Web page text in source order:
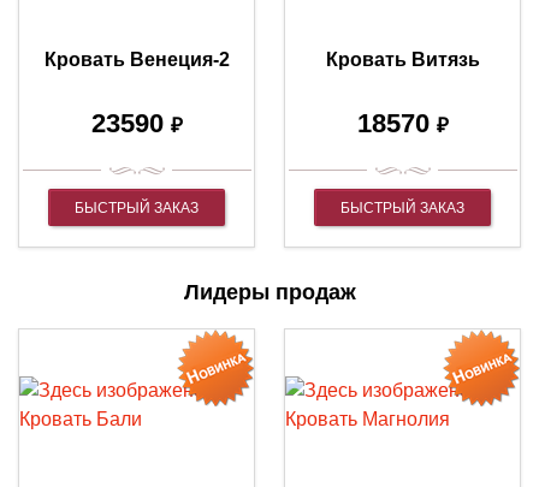
Кровать Венеция-2
23590 ₽
БЫСТРЫЙ ЗАКАЗ
Кровать Витязь
18570 ₽
БЫСТРЫЙ ЗАКАЗ
Лидеры продаж